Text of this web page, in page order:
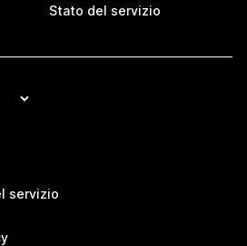
Stato del servizio
servizio